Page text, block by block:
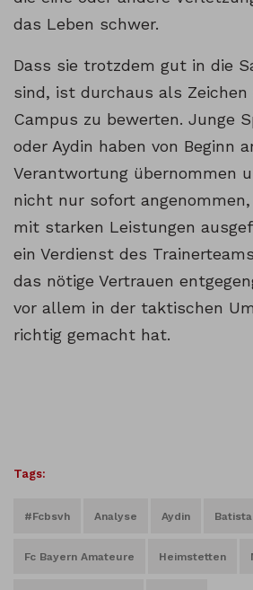
das Leben schwer.
Dass sie trotzdem gut in die
sind, ist durchaus als
Campus zu bewerten. Junge
oder Aydin haben von Beginn
Verantwortung übernommen
nicht nur sofort
mit starken Leistungen
ein Verdienst des
das nötige Vertrauen
vor allem in der taktischen
richtig gemacht hat.
Tags:
#fcbsvh Analyse Aydin
Fc Bayern Amateure Heimstetten